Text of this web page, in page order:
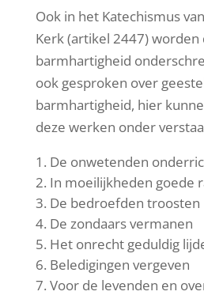
Ook in het Katechismus
Kerk (artikel 2447) worden
barmhartigheid
ook gesproken over
barmhartigheid, hier
deze werken onder
De onwetenden
In moeilijkheden goede
De bedroefden troosten
De zondaars vermanen
Het onrecht geduldig
Beledigingen vergeven
Voor de levenden en